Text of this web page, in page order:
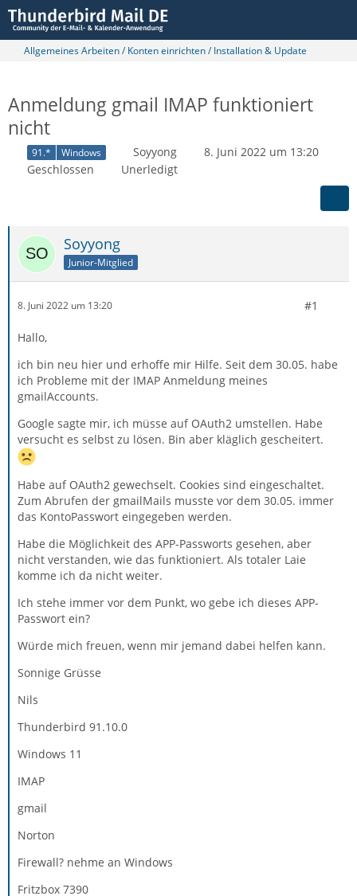
Allgemeines Arbeiten / Konten einrichten / Installation & Update
Anmeldung gmail IMAP funktioniert
nicht
91.* Windows Soyyong
8. Juni 2022 um 13:20
Geschlossen
Unerledigt
Soyyong
Junior-Mitglied
8. Juni 2022 um 13:20 #1
Hallo,
ich bin neu hier und erhoffe mir Hilfe. Seit dem 30.05. habe
ich Probleme mit der IMAP Anmeldung meines
gmailAccounts.
Google sagte mir, ich müsse auf OAuth2 umstellen. Habe
versucht es selbst zu lösen. Bin aber kläglich gescheitert.
Habe auf OAuth2 gewechselt. Cookies sind eingeschaltet.
Zum Abrufen der gmailMails musste vor dem 30.05. immer
das KontoPasswort eingegeben werden.
Habe die Möglichkeit des APP-Passworts gesehen, aber
nicht verstanden, wie das funktioniert. Als totaler Laie
komme ich da nicht weiter.
Ich stehe immer vor dem Punkt, wo gebe ich dieses APP-
Passwort ein?
Würde mich freuen, wenn mir jemand dabei helfen kann.
Sonnige Grüsse
Nils
Thunderbird 91.10.0
Windows 11
IMAP
gmail
Norton
Firewall? nehme an Windows
Fritzbox 7390